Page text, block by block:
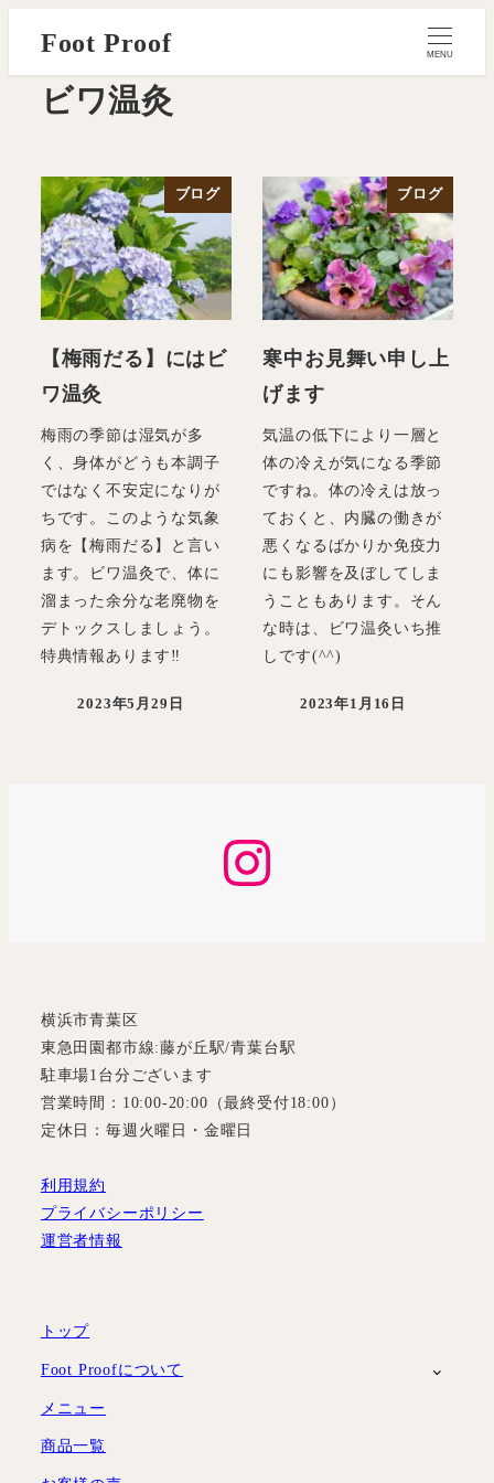
Foot Proof MENU
ビワ温灸
ブログ
【梅雨だる】にはビ
ワ温灸
梅雨の季節は湿気が多
く、身体がどうも本調子
ではなく不安定になりが
ちです。このような気象
病を【梅雨だる】と言い
ます。ビワ温灸で、体に
溜まった余分な老廃物を
デトックスしましょう。
特典情報あります‼
投稿日
2023年5月29日
ブログ
寒中お見舞い申し上
げます
気温の低下により一層と
体の冷えが気になる季節
ですね。体の冷えは放っ
ておくと、内臓の働きが
悪くなるばかりか免疫力
にも影響を及ぼしてしま
うこともあります。そん
な時は、ビワ温灸いち推
しです(^^)
投稿日
2023年1月16日
横浜市青葉区
東急田園都市線:藤が丘駅/青葉台駅
駐車場1台分ございます
営業時間：10:00-20:00（最終受付18:00）
定休日：毎週火曜日・金曜日
利用規約
プライバシーポリシー
運営者情報
トップ
Foot Proofについて
メニュー
商品一覧